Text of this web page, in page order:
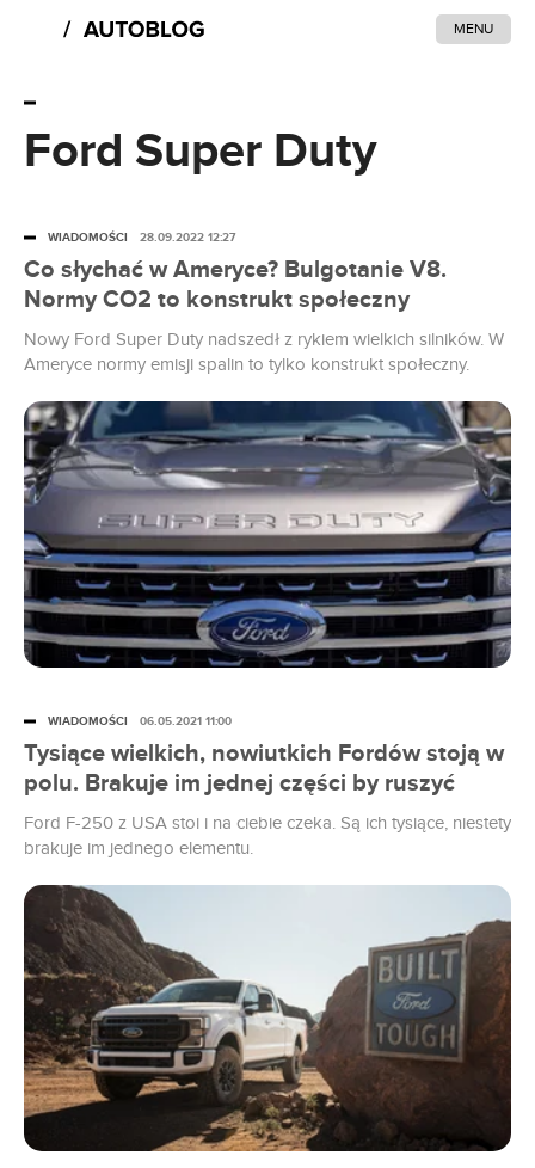
MENU
Ford Super Duty
Co słychać w Ameryce? Bulgotanie V8.
Normy CO2 to konstrukt społeczny
Nowy Ford Super Duty nadszedł z rykiem wielkich silników. W
Ameryce normy emisji spalin to tylko konstrukt społeczny.
WIADOMOŚCI 28.09.2022 12:27
Tysiące wielkich, nowiutkich Fordów stoją w
polu. Brakuje im jednej części by ruszyć
Ford F-250 z USA stoi i na ciebie czeka. Są ich tysiące, niestety
brakuje im jednego elementu.
WIADOMOŚCI 06.05.2021 11:00